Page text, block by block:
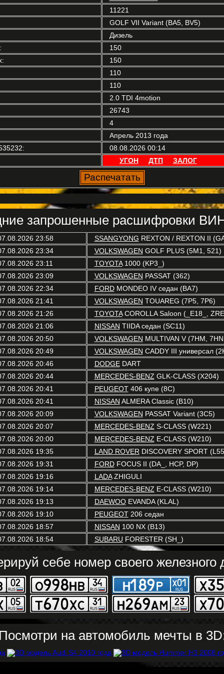
11221
GOLF VII Variant (BA5, BV5)
Дизель
150
150
110
110
2.0 TDI 4motion
26743
4
Апрель 2013 года
08.08.2026 00:14
УГОН
ДТП ЗАЛОГ
запрошенные расшифровки
23:58 SSANGYONG REXTON / REXTON II
23:34
VOLKSWAGEN GOLF PLUS (5M1, 521)
23:11
TOYOTA1000 (KP3_)
23:09
VOLKSWAGEN PASSAT (362)
22:34
FORDMONDEO IV седан (BA7)
21:41
VOLKSWAGEN TOUAREG (7P5, 7P6)
21:26
TOYOTACOROLLA Saloon (_E18_,
21:06
NISSAN TIIDA седан (SC11)
20:50
VOLKSWAGEN MULTIVAN V (7HM,
20:49
VOLKSWAGEN CADDY III универсал
20:46
DODGEDART
20:44
MERCEDES-BENZ GLK-CLASS (X204)
20:41
PEUGEOT406 купе (8C)
20:41
NISSAN ALMERA Classic (B10)
20:09
VOLKSWAGEN PASSAT Variant (3C5)
20:07
MERCEDES-BENZ S-CLASS (W221)
20:00
MERCEDES-BENZ E-CLASS (W210)
19:35
LAND ROVER DISCOVERY SPORT
19:31
FORDFOCUS II (DA_, HCP, DP)
19:16
LADAZHIGULI
19:14
MERCEDES-BENZ E-CLASS (W210)
19:13
DAEWOOEVANDA (KLAL)
19:10
PEUGEOT206 седан
18:57
NISSAN 100 NX (B13)
18:54
SUBARU FORESTER (SH_)
себе номер своего железного
на автомобиль мечты в